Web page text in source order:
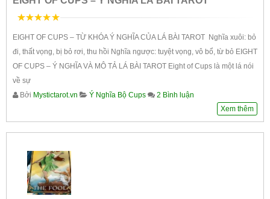
EIGHT OF CUPS – TỪ KHÓA Ý NGHĨA CỦA LÁ BÀI TAROT Nghĩa xuôi: bỏ
đi, thất vọng, bị bỏ rơi, thu hồi Nghĩa ngược: tuyệt vọng, vô bổ, từ bỏ EIGHT
OF CUPS – Ý NGHĨA VÀ MÔ TẢ LÁ BÀI TAROT Eight of Cups là một lá nói
về sự
Bởi Mystictarot.vn Ý Nghĩa Bộ Cups
2 Bình luận
Xem thêm